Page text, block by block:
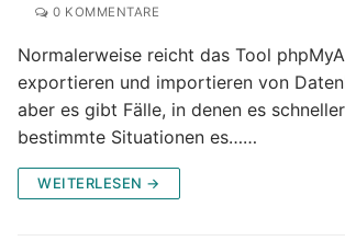
0 KOMMENTARE
Normalerweise reicht das Tool
exportieren und importieren von
aber es gibt Fälle, in denen es
bestimmte Situationen es……
WEITERLESEN →